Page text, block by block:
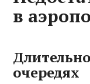
в
очередях